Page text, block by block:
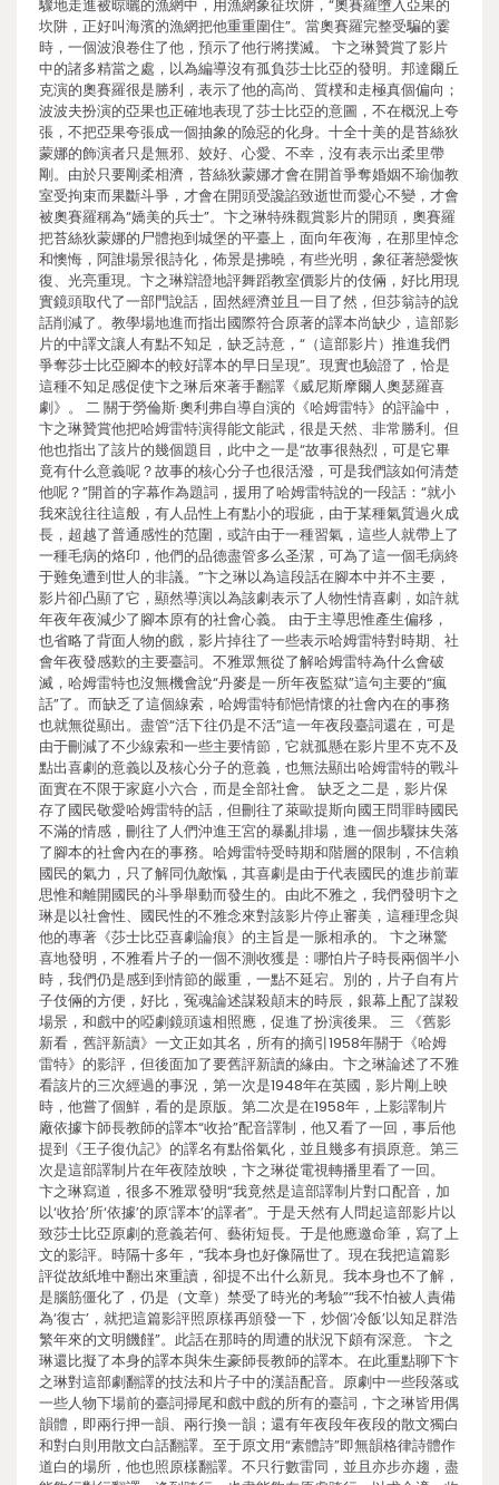
驟地走進被晾曬的漁網中，用漁網象征坎阱，“奧賽羅墮入亞果的
坎阱，正好叫海濱的漁網把他重重圍住”。當奧賽羅完整受騙的霎
時，一個波浪卷住了他，預示了他行將撲滅。 卞之琳贊賞了影片
中的諸多精當之處，以為編導沒有孤負莎士比亞的發明。邦達爾丘
克演的奧賽羅很是勝利，表示了他的高尚、質樸和走極真個偏向；
波波夫扮演的亞果也正確地表現了莎士比亞的意圖，不在概況上夸
張，不把亞果夸張成一個抽象的險惡的化身。十全十美的是苔絲狄
蒙娜的飾演者只是無邪、姣好、心愛、不幸，沒有表示出柔里帶
剛。由於只要剛柔相濟，苔絲狄蒙娜才會在開首爭奪婚姻不瑜伽教
室受拘束而果斷斗爭，才會在開頭受讒諂致逝世而愛心不變，才會
被奧賽羅稱為“嬌美的兵士”。卞之琳特殊觀賞影片的開頭，奧賽羅
把苔絲狄蒙娜的尸體抱到城堡的平臺上，面向年夜海，在那里悼念
和懊悔，阿誰場景很詩化，佈景是拂曉，有些光明，象征著戀愛恢
復、光亮重現。卞之琳辯證地評舞蹈教室價影片的伎倆，好比用現
實鏡頭取代了一部門說話，固然經濟並且一目了然，但莎翁詩的說
話削減了。教學場地進而指出國際符合原著的譯本尚缺少，這部影
片的中譯文讓人有點不知足，缺乏詩意，“（這部影片）推進我們
爭奪莎士比亞腳本的較好譯本的早日呈現”。現實也驗證了，恰是
這種不知足感促使卞之琳后來著手翻譯《威尼斯摩爾人奧瑟羅喜
劇》。 二 關于勞倫斯·奧利弗自導自演的《哈姆雷特》的評論中，
卞之琳贊賞他把哈姆雷特演得能文能武，很是天然、非常勝利。但
他也指出了該片的幾個題目，此中之一是“故事很熱烈，可是它畢
竟有什么意義呢？故事的核心分子也很活潑，可是我們該如何清楚
他呢？”開首的字幕作為題詞，援用了哈姆雷特說的一段話：“就小
我來說往往這般，有人品性上有點小的瑕疵，由于某種氣質過火成
長，超越了普通感性的范圍，或許由于一種習氣，這些人就帶上了
一種毛病的烙印，他們的品德盡管多么圣潔，可為了這一個毛病終
于難免遭到世人的非議。”卞之琳以為這段話在腳本中并不主要，
影片卻凸顯了它，顯然導演以為該劇表示了人物性情喜劇，如許就
年夜年夜減少了腳本原有的社會心義。 由于主導思惟產生偏移，
也省略了背面人物的戲，影片掉往了一些表示哈姆雷特對時期、社
會年夜發感歎的主要臺詞。不雅眾無從了解哈姆雷特為什么會破
滅，哈姆雷特也沒無機會說“丹麥是一所年夜監獄”這句主要的“瘋
話”了。而缺乏了這個線索，哈姆雷特郁悒情懷的社會內在的事務
也就無從顯出。盡管“活下往仍是不活”這一年夜段臺詞還在，可是
由于刪減了不少線索和一些主要情節，它就孤懸在影片里不克不及
點出喜劇的意義以及核心分子的意義，也無法顯出哈姆雷特的戰斗
面實在不限于家庭小六合，而是全部社會。 缺乏之二是，影片保
存了國民敬愛哈姆雷特的話，但刪往了萊歐提斯向國王問罪時國民
不滿的情感，刪往了人們沖進王宮的暴亂排場，進一個步驟抹失落
了腳本的社會內在的事務。哈姆雷特受時期和階層的限制，不信賴
國民的氣力，只了解同仇敵愾，其喜劇是由于代表國民的進步前輩
思惟和離開國民的斗爭舉動而發生的。由此不雅之，我們發明卞之
琳是以社會性、國民性的不雅念來對該影片停止審美，這種理念與
他的專著《莎士比亞喜劇論痕》的主旨是一脈相承的。 卞之琳驚
喜地發明，不雅看片子的一個不測收獲是：哪怕片子時長兩個半小
時，我們仍是感到到情節的嚴重，一點不延宕。別的，片子自有片
子伎倆的方便，好比，冤魂論述謀殺顛末的時辰，銀幕上配了謀殺
場景，和戲中的啞劇鏡頭遠相照應，促進了扮演後果。 三 《舊影
新看，舊評新讀》一文正如其名，所有的摘引1958年關于《哈姆
雷特》的影評，但後面加了要舊評新讀的緣由。卞之琳論述了不雅
看該片的三次經過的事況，第一次是1948年在英國，影片剛上映
時，他嘗了個鮮，看的是原版。第二次是在1958年，上影譯制片
廠依據卞師長教師的譯本“收拾”配音譯制，他又看了一回，事后他
提到《王子復仇記》的譯名有點俗氣化，並且幾多有損原意。第三
次是這部譯制片在年夜陸放映，卞之琳從電視轉播里看了一回。
卞之琳寫道，很多不雅眾發明“我竟然是這部譯制片對口配音，加
以‘收拾’所‘依據’的原‘譯本’的譯者”。于是天然有人問起這部影片以
致莎士比亞原劇的意義若何、藝術短長。于是他應邀命筆，寫了上
文的影評。時隔十多年，“我本身也好像隔世了。現在我把這篇影
評從故紙堆中翻出來重讀，卻提不出什么新見。我本身也不了解，
是腦筋僵化了，仍是（文章）禁受了時光的考驗”“我不怕被人責備
為‘復古’，就把這篇影評照原樣再頒發一下，炒個‘冷飯’以知足群浩
繁年來的文明饑饉”。此話在那時的周遭的狀況下頗有深意。 卞之
琳還比擬了本身的譯本與朱生豪師長教師的譯本。在此重點聊下卞
之琳對這部劇翻譯的技法和片子中的漢語配音。原劇中一些段落或
一些人物下場前的臺詞掃尾和戲中戲的所有的臺詞，卞之琳皆用偶
韻體，即兩行押一韻、兩行換一韻；還有年夜段年夜段的散文獨白
和對白則用散文白話翻譯。至于原文用“素體詩”即無韻格律詩體作
道白的場所，他也照原樣翻譯。不只行數雷同，並且亦步亦趨，盡